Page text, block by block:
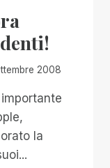
2008
la